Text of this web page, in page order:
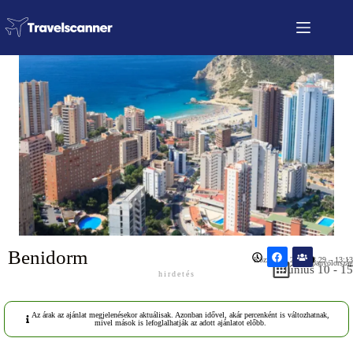
Június 10 - 15
Közzétéve: 2026.03.29 – 13:13
Spanyolország
Benidorm
hirdetés
Az árak az ajánlat megjelenésekor aktuálisak. Azonban idővel, akár percenként is változhatnak,
mivel mások is lefoglalhatják az adott ajánlatot előbb.